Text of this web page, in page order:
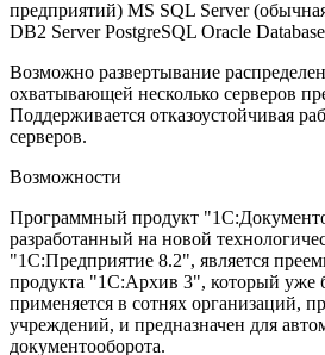
предприятий) MS SQL Server
DB2 Server PostgreSQL Oracle
Возможно развертывание
охватывающей несколько серверов
Поддерживается отказоустойчивая
серверов.
Возможности
Программный продукт
разработанный на новой
"1С:Предприятие 8.2", является
продукта "1С:Архив 3", который уже
применяется в сотнях организаций,
учреждений, и предназначен для
документооборота.